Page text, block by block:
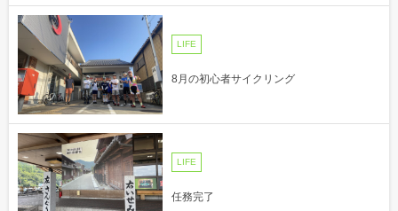
LIFE
8月の初心者サイクリング
LIFE
任務完了